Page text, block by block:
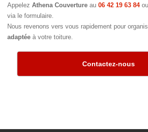
Appelez Athena Couverture au 06 42 19 63 84
via le formulaire.
Nous revenons vers vous rapidement pour
adaptée à votre toiture.
Contactez-nous